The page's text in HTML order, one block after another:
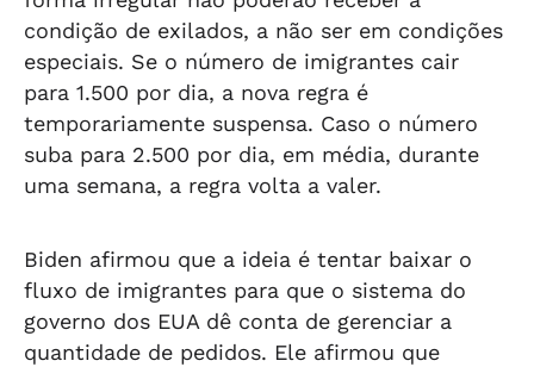
condição de exilados, a não ser em condições
especiais. Se o número de imigrantes cair
para 1.500 por dia, a nova regra é
temporariamente suspensa. Caso o número
suba para 2.500 por dia, em média, durante
uma semana, a regra volta a valer.
Biden afirmou que a ideia é tentar baixar o
fluxo de imigrantes para que o sistema do
governo dos EUA dê conta de gerenciar a
quantidade de pedidos. Ele afirmou que